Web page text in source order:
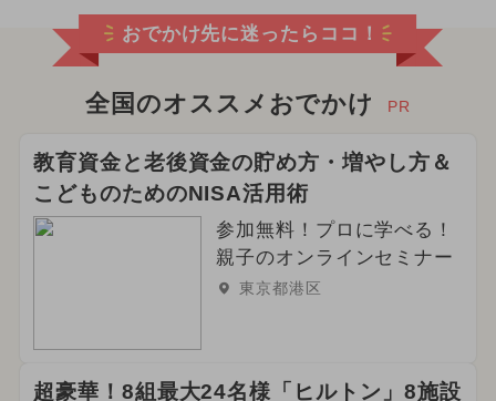
おでかけ先に迷ったらココ！
全国のオススメおでかけ PR
教育資金と老後資金の貯め方・増やし方＆
こどものためのNISA活用術
参加無料！プロに学べる！
親子のオンラインセミナー
東京都港区
超豪華！8組最大24名様「ヒルトン」8施設